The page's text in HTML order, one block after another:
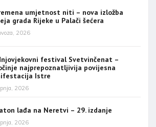
umjetnost niti – nova izložba
grada Rijeke u Palači šećera
2026
festival Svetvinčenat –
najprepoznatljivija povijesna
Istre
2026
lađa na Neretvi – 29. izdanje
2026